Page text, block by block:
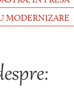
MODERNIZARE